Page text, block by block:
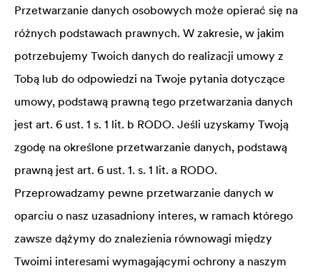
Przetwarzanie danych osobowych może opierać się na
różnych podstawach prawnych. W zakresie, w jakim
potrzebujemy Twoich danych do realizacji umowy z
Tobą lub do odpowiedzi na Twoje pytania dotyczące
umowy, podstawą prawną tego przetwarzania danych
jest art. 6 ust. 1 s. 1 lit. b RODO. Jeśli uzyskamy Twoją
zgodę na określone przetwarzanie danych, podstawą
prawną jest art. 6 ust. 1. s. 1 lit. a RODO.
Przeprowadzamy pewne przetwarzanie danych w
oparciu o nasz uzasadniony interes, w ramach którego
zawsze dążymy do znalezienia równowagi między
Twoimi interesami wymagającymi ochrony a naszym